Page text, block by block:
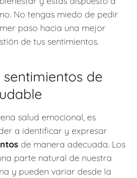
No tengas miedo de pedir
paso hacia una mejor
de tus sentimientos.
sentimientos de
salud emocional, es
a identificar y expresar
de manera adecuada. Los
parte natural de nuestra
y pueden variar desde la